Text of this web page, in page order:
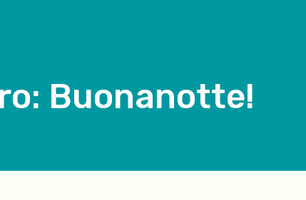
Buonanotte!